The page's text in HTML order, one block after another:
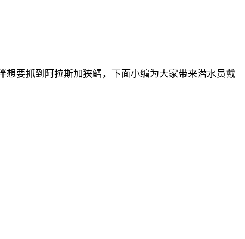
要抓到阿拉斯加狭鳕，下面小编为大家带来潜水员戴